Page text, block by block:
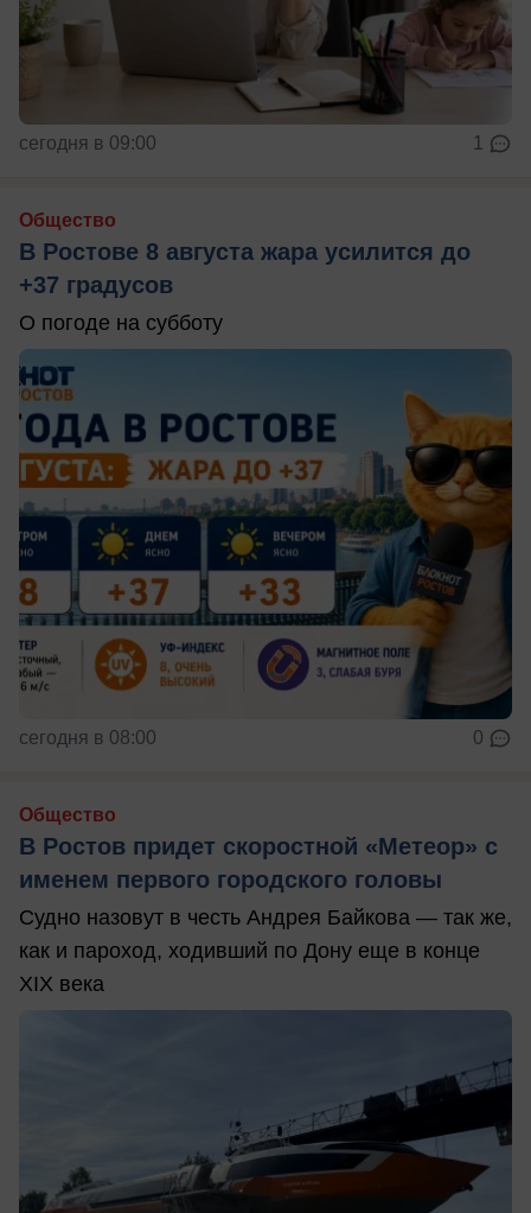
сегодня в 09:00 1
Общество
В Ростове 8 августа жара усилится до
+37 градусов
О погоде на субботу
сегодня в 08:00 0
Общество
В Ростов придет скоростной «Метеор» с
именем первого городского головы
Судно назовут в честь Андрея Байкова — так же,
как и пароход, ходивший по Дону еще в конце
XIX века